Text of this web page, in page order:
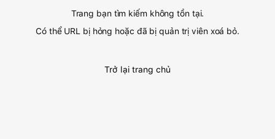
Trang bạn tìm kiếm không tồn tại.
Có thể URL bị hỏng hoặc đã bị quản trị viên xoá bỏ.
Trở lại trang chủ